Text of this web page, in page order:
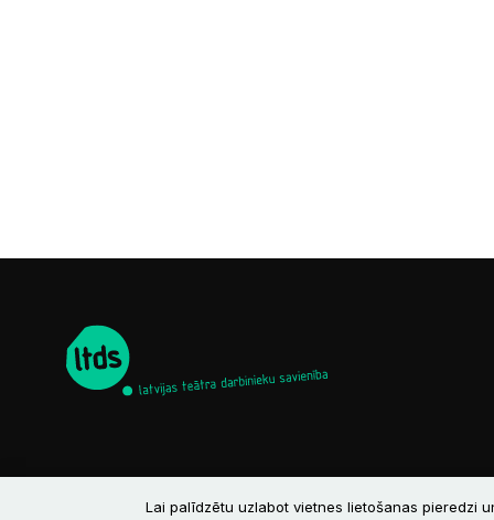
© 2026 LTDS Kontakti Privātuma politika
Lai palīdzētu uzlabot vietnes lietošanas pieredzi